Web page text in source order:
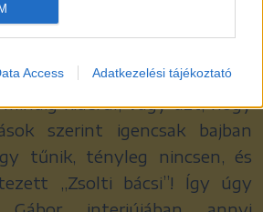
Access Adatkezelési tájékoztató
az a válaszunk, hogy akkor
Mondhatnám,
kiderül, vagy azt, hogy
szerint igencsak bajban
tűnik, tényleg nincsen, és
„Zsolti bácsi”! Így úgy